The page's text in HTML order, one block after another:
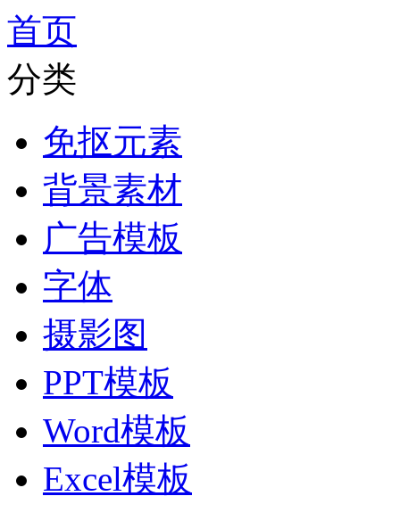
首页
分类
免抠元素
背景素材
广告模板
字体
摄影图
PPT模板
Word模板
Excel模板